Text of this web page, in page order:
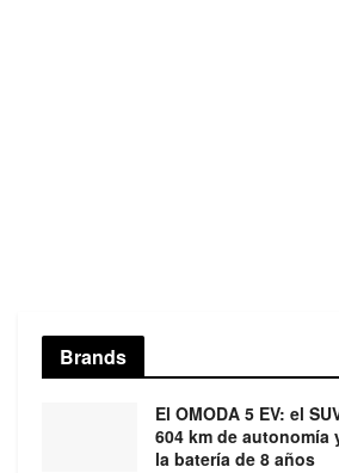
Brands
El OMODA 5 EV: el
604 km de autonomía
la batería de 8 años